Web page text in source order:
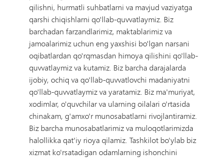
qilishni, hurmatli suhbatlarni va mavjud vaziyatga
qarshi chiqishlarni qo'llab-quvvatlaymiz. Biz
barchadan farzandlarimiz, maktablarimiz va
jamoalarimiz uchun eng yaxshisi bo'lgan narsani
oqibatlardan qo'rqmasdan himoya qilishini qo'llab-
quvvatlaymiz va kutamiz. Biz barcha darajalarda
ijobiy, ochiq va qo'llab-quvvatlovchi madaniyatni
qo'llab-quvvatlaymiz va yaratamiz. Biz ma'muriyat,
xodimlar, o'quvchilar va ularning oilalari o'rtasida
chinakam, g'amxo'r munosabatlarni rivojlantiramiz.
Biz barcha munosabatlarimiz va muloqotlarimizda
halollikka qat'iy rioya qilamiz. Tashkilot bo'ylab biz
xizmat ko'rsatadigan odamlarning ishonchini